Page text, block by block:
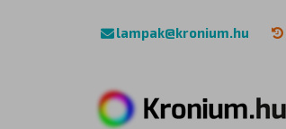
lampak@kronium.hu